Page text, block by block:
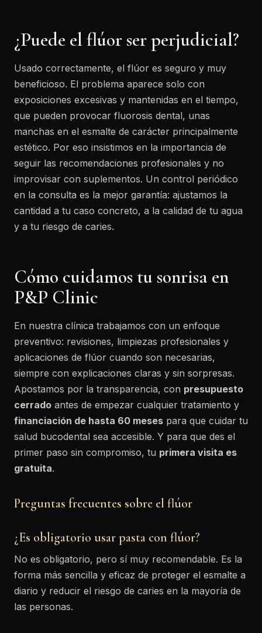
¿Puede el flúor ser perjudicial?
Usado correctamente, el flúor es seguro y muy
beneficioso. El problema aparece solo con
exposiciones excesivas y mantenidas en el tiempo,
que pueden provocar fluorosis dental, unas
manchas en el esmalte de carácter principalmente
estético. Por eso insistimos en la importancia de
seguir las recomendaciones profesionales y no
improvisar con suplementos. Un control periódico
en la consulta es la mejor garantía: ajustamos la
cantidad a tu caso concreto, a la calidad de tu agua
y a tu riesgo de caries.
Cómo cuidamos tu sonrisa en
P&P Clinic
En nuestra clínica trabajamos con un enfoque
preventivo: revisiones, limpiezas profesionales y
aplicaciones de flúor cuando son necesarias,
siempre con explicaciones claras y sin sorpresas.
Apostamos por la transparencia, con presupuesto
cerrado antes de empezar cualquier tratamiento y
financiación de hasta 60 meses para que cuidar tu
salud bucodental sea accesible. Y para que des el
primer paso sin compromiso, tu primera visita es
gratuita.
Preguntas frecuentes sobre el flúor
¿Es obligatorio usar pasta con flúor?
No es obligatorio, pero sí muy recomendable. Es la
forma más sencilla y eficaz de proteger el esmalte a
diario y reducir el riesgo de caries en la mayoría de
las personas.